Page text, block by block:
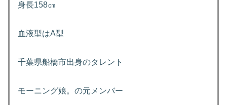
身長158㎝
血液型はA型
千葉県船橋市出身のタレント
モーニング娘。の元メンバー